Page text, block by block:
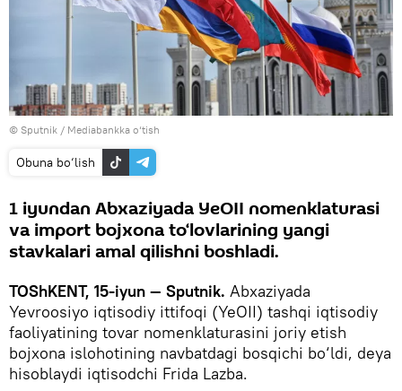
© Sputnik / Mediabankka o‘tish
Obuna bo‘lish
1 iyundan Abxaziyada YeOII nomenklaturasi
va import bojxona to‘lovlarining yangi
stavkalari amal qilishni boshladi.
TOShKENT, 15-iyun — Sputnik. Abxaziyada
Yevroosiyo iqtisodiy ittifoqi (YeOII) tashqi iqtisodiy
faoliyatining tovar nomenklaturasini joriy etish
bojxona islohotining navbatdagi bosqichi bo‘ldi, deya
hisoblaydi iqtisodchi Frida Lazba.